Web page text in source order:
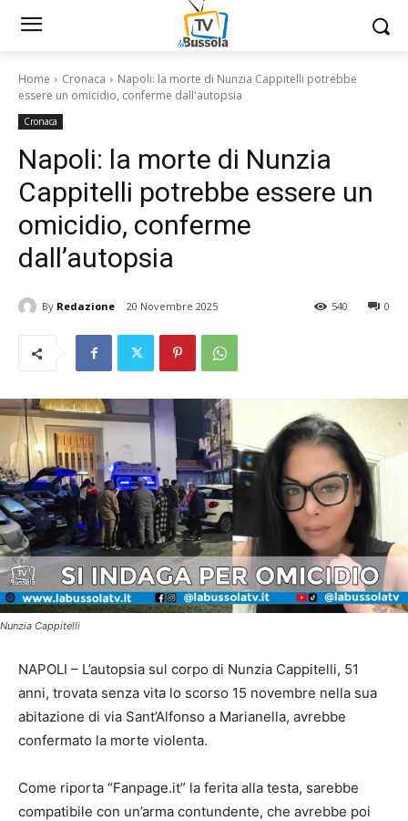
Home Cronaca
Napoli: la morte di Nunzia Cappitelli potrebbe
essere un omicidio, conferme dall'autopsia
Cronaca
Napoli: la morte di Nunzia
Cappitelli potrebbe essere un
omicidio, conferme
dall’autopsia
By Redazione 20 Novembre 2025 0
540
Nunzia Cappitelli
NAPOLI – L’autopsia sul corpo di Nunzia Cappitelli, 51
anni, trovata senza vita lo scorso 15 novembre nella sua
abitazione di via Sant’Alfonso a Marianella, avrebbe
confermato la morte violenta.
Come riporta “Fanpage.it” la ferita alla testa, sarebbe
compatibile con un’arma contundente, che avrebbe poi